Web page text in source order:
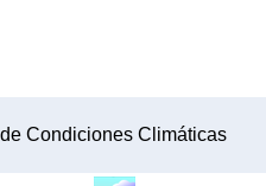
Condiciones Climáticas